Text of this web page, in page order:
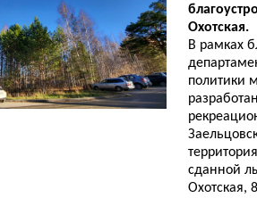
Охотская.
В рамках
политики
сданной
Охотская,